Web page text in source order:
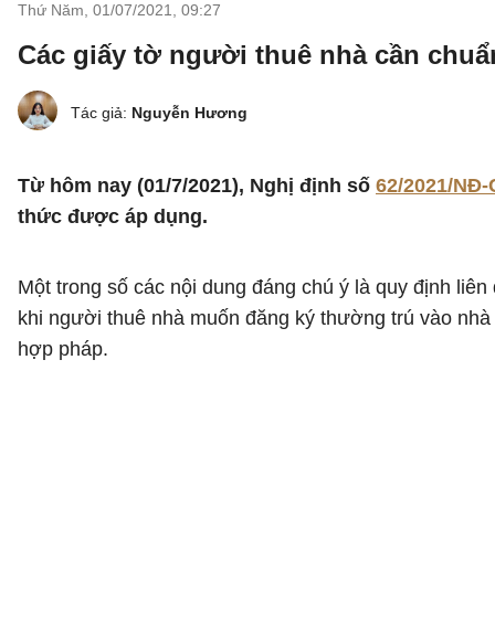
Thứ Năm, 01/07/2021 09:27
Các giấy tờ người thuê nhà cần
Tác giả: Nguyễn Hương
Từ hôm nay (01/7/2021), Nghị định số 62/2021/NĐ-
thức được áp dụng.
Một trong số các nội dung đáng chú ý là quy định
khi người thuê nhà muốn đăng ký thường trú vào
hợp pháp.